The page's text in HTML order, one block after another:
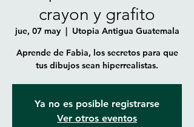
crayon y grafito
jue, 07 may
  |
Utopia Antigua Guatemala
Aprende de Fabia, los secretos para que
tus dibujos sean hiperrealistas.
Ya no es posible registrarse
Ver otros eventos